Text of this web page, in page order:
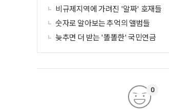
비규제지역에 가려진 '알짜' 호재들
숫자로 알아보는 추억의 앨범들
늦추면 더 받는 '똘똘한' 국민연금
0